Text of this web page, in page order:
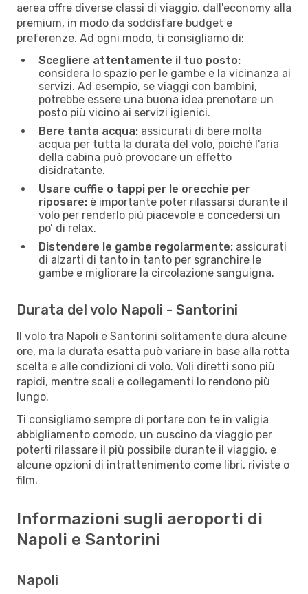
aerea offre diverse classi di viaggio, dall'economy alla
premium, in modo da soddisfare budget e
preferenze. Ad ogni modo, ti consigliamo di:
Scegliere attentamente il tuo posto:
considera lo spazio per le gambe e la vicinanza ai
servizi. Ad esempio, se viaggi con bambini,
potrebbe essere una buona idea prenotare un
posto più vicino ai servizi igienici.
Bere tanta acqua: assicurati di bere molta
acqua per tutta la durata del volo, poiché l'aria
della cabina può provocare un effetto
disidratante.
Usare cuffie o tappi per le orecchie per
riposare: è importante poter rilassarsi durante il
volo per renderlo piú piacevole e concedersi un
po’ di relax.
Distendere le gambe regolarmente: assicurati
di alzarti di tanto in tanto per sgranchire le
gambe e migliorare la circolazione sanguigna.
Durata del volo Napoli - Santorini
Il volo tra Napoli e Santorini solitamente dura alcune
ore, ma la durata esatta può variare in base alla rotta
scelta e alle condizioni di volo. Voli diretti sono più
rapidi, mentre scali e collegamenti lo rendono più
lungo.
Ti consigliamo sempre di portare con te in valigia
abbigliamento comodo, un cuscino da viaggio per
poterti rilassare il più possibile durante il viaggio, e
alcune opzioni di intrattenimento come libri, riviste o
film.
Informazioni sugli aeroporti di
Napoli e Santorini
Napoli